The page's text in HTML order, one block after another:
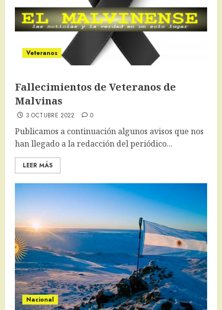
Veteranos
Fallecimientos de Veteranos de
Malvinas
3 OCTUBRE 2022 0
Publicamos a continuación algunos avisos que nos
han llegado a la redacción del periódico...
LEER MÁS
Nacional